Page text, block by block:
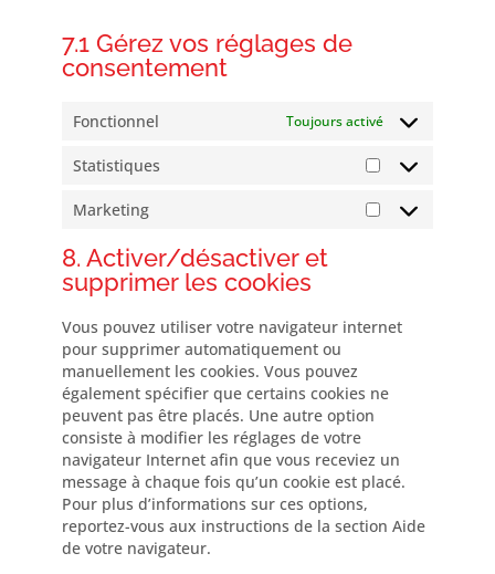
7.1 Gérez vos réglages de
consentement
Fonctionnel Toujours activé
Statistiques
Statistiques
Marketing
Marketing
8. Activer/désactiver et
supprimer les cookies
Vous pouvez utiliser votre navigateur internet
pour supprimer automatiquement ou
manuellement les cookies. Vous pouvez
également spécifier que certains cookies ne
peuvent pas être placés. Une autre option
consiste à modifier les réglages de votre
navigateur Internet afin que vous receviez un
message à chaque fois qu’un cookie est placé.
Pour plus d’informations sur ces options,
reportez-vous aux instructions de la section Aide
de votre navigateur.